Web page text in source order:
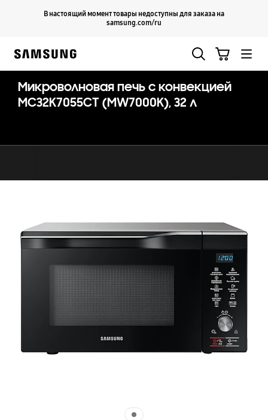
В настоящий момент товары недоступны для заказа на
samsung.com/ru
Продолжить
Микроволновая печь с конвекцией
MC32K7055CT (MW7000K), 32 л